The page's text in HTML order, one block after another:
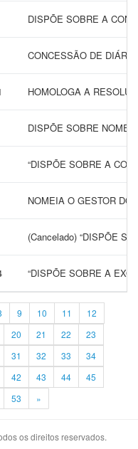
DISPÕE SOBRE A
CONCESSÃO DE
HOMOLOGA A
DISPÕE SOBRE
“DISPÕE SOBRE A
NOMEIA O GESTOR DO
(Cancelado) “DISPÕE
“DISPÕE SOBRE A
9 10 11
12
20 21 22
23
31 32 33
34
42 43 44
45
53 »
os direitos reservados.